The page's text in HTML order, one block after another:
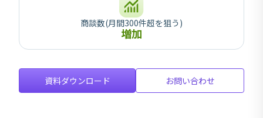
商談数(月間300件超を狙う)
増加
資料ダウンロード お問い合わせ